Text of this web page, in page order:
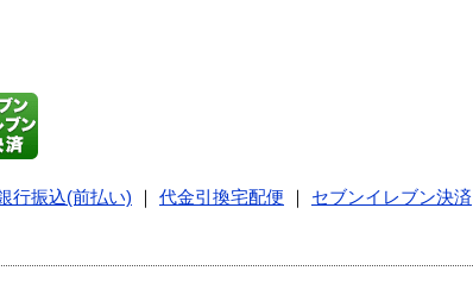
行振込(前払い) 代金引換宅配便
セブンイレブン決済